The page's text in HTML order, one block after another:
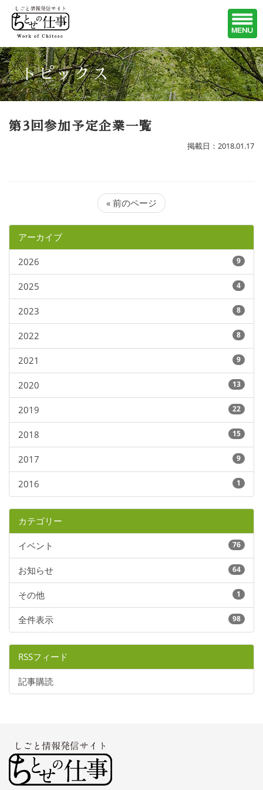
トピックス
第3回参加予定企業一覧
掲載日：2018.01.17
« 前のページ
アーカイブ
2026 9
2025 4
2023 8
2022 8
2021 9
2020 13
2019 22
2018 15
2017 9
2016 1
カテゴリー
イベント 76
お知らせ 64
その他 1
全件表示 98
RSSフィード
記事購読